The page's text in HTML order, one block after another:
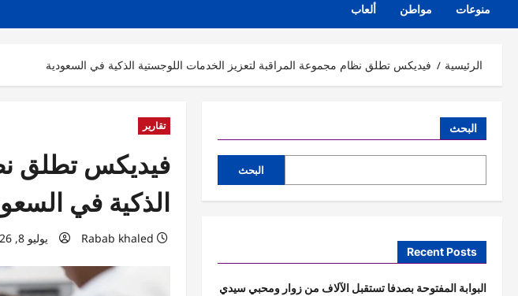
منوعات مواطن ألعاب
الرئيسية فيديكس تطلق نظام مجموعة المراقبة لتعزيز الخدمات اللوجستية الذكية في السعودية
تقارير
فيديكس تطلق
الذكية في
Rabab khaled يوليو 8, 2026
البحث
البحث
Recent Posts
البوابة المفتوحة بصدفا تستقبل الآلاف من زوار ومحبي سيدي